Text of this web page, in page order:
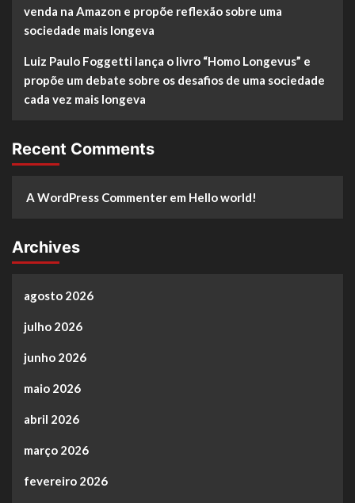
venda na Amazon e propõe reflexão sobre uma
sociedade mais longeva
Luiz Paulo Foggetti lança o livro “Homo Longevus” e
propõe um debate sobre os desafios de uma sociedade
cada vez mais longeva
Recent Comments
A WordPress Commenter em Hello world!
Archives
agosto 2026
julho 2026
junho 2026
maio 2026
abril 2026
março 2026
fevereiro 2026